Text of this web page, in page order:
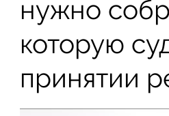
нужно
которую
принятии